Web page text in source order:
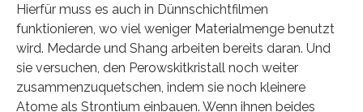
Hierfür muss es auch in Dünnschichtfilmen
funktionieren, wo viel weniger Materialmenge benutzt
wird. Medarde und Shang arbeiten bereits daran. Und
sie versuchen, den Perowskitkristall noch weiter
zusammenzuquetschen, indem sie noch kleinere
Atome als Strontium einbauen. Wenn ihnen beides